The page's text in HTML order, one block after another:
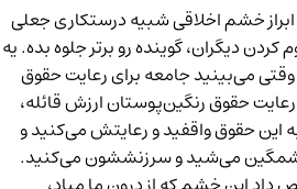
خشم اخلاقی شبیه درستکاری جعلی
دیگران، گوینده رو برتر جلوه بده. یه
می‌بینید جامعه برای رعایت حقوق
حقوق رنگین‌پوستان ارزش قائله،
این حقوق واقفید و رعایتش می‌کنید و
می‌شید و سرزنششون می‌کنید.